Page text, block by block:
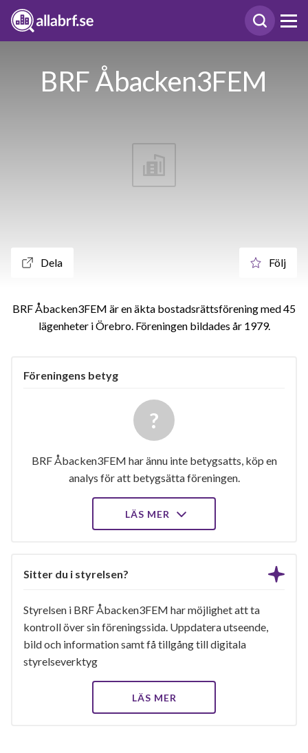
BRF Åbacken3FEM
Dela Följ
BRF Åbacken3FEM är en äkta bostadsrättsförening med 45
lägenheter i Örebro. Föreningen bildades år 1979
Föreningens betyg
BRF Åbacken3FEM har ännu inte betygsatts, köp en
analys för att betygsätta föreningen.
LÄS MER
Sitter du i styrelsen?
Styrelsen i BRF Åbacken3FEM har möjlighet att ta
kontroll över sin föreningssida. Uppdatera utseende,
bild och information samt få tillgång till digitala
styrelseverktyg
LÄS MER